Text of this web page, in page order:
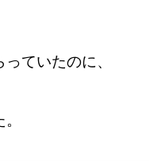
ていたのに、